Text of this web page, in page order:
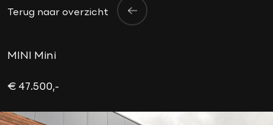
Terug naar overzicht
MINI Mini
€ 47.500,-